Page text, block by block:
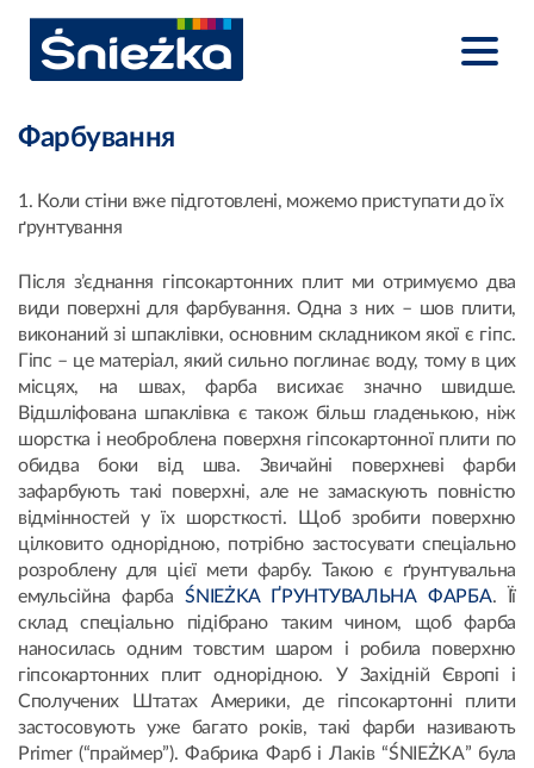
Фарбування
1. Коли стіни вже підготовлені, можемо приступати до їх
ґрунтування
Після з’єднання гіпсокартонних плит ми отримуємо два
види поверхні для фарбування. Одна з них – шов плити,
виконаний зі шпаклівки, основним складником якої є гіпс.
Гіпс – це матеріал, який сильно поглинає воду, тому в цих
місцях, на швах, фарба висихає значно швидше.
Відшліфована шпаклівка є також більш гладенькою, ніж
шорстка і необроблена поверхня гіпсокартонної плити по
обидва боки від шва. Звичайні поверхневі фарби
зафарбують такі поверхні, але не замаскують повністю
відмінностей у їх шорсткості. Щоб зробити поверхню
цілковито однорідною, потрібно застосувати спеціально
розроблену для цієї мети фарбу. Такою є ґрунтувальна
емульсійна фарбаŚNIEŻKA ҐРУНТУВАЛЬНА ФАРБА. Її
склад спеціально підібрано таким чином, щоб фарба
наносилась одним товстим шаром і робила поверхню
гіпсокартонних плит однорідною. У Західній Європі і
Сполучених Штатах Америки, де гіпсокартонні плити
застосовують уже багато років, такі фарби називають
Primer (“праймер”). Фабрика Фарб і Лаків “ŚNIEŻKA” була